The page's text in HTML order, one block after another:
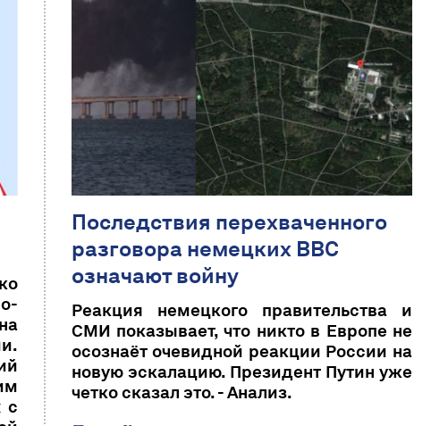
с
Последствия перехваченного
разговора немецких ВВС
означают войну
Реакция немецкого правительства и
СМИ показывает, что никто в Европе не
осознаёт очевидной реакции России на
новую эскалацию. Президент Путин уже
четко сказал это. - Анализ.